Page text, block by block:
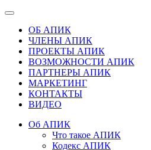
ОБ АПИК
ЧЛЕНЫ АПИК
ПРОЕКТЫ АПИК
ВОЗМОЖНОСТИ АПИК
ПАРТНЕРЫ АПИК
МАРКЕТИНГ
КОНТАКТЫ
ВИДЕО
Об АПИК
Что такое АПИК
Кодекс АПИК